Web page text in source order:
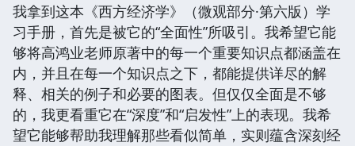
我拿到这本《西方经济学》（微观部分·第六版）学
习手册，首先是被它的“全面性”所吸引。我希望它能
够将高鸿业老师原著中的每一个重要知识点都涵盖在
内，并且在每一个知识点之下，都能提供详尽的解
释、相关的例子和必要的图表。但仅仅全面是不够
的，我更看重它在“深度”和“启发性”上的表现。我希
望它能够帮助我理解那些看似简单，实则蕴含深刻经